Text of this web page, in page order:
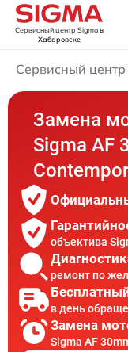
Сервисный центр Sigmaв
Хабаровске
Сервисный центр
Замена
Sigma AF
объектива
ремонт по
в день
Замена
Sigma AF